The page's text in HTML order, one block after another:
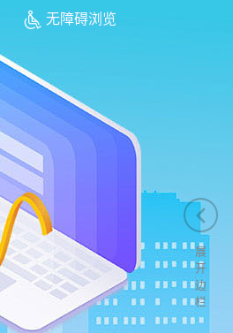
无障碍浏览
展
开
边
栏